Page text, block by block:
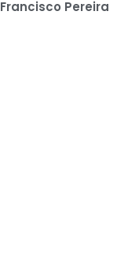
Francisco Pereira